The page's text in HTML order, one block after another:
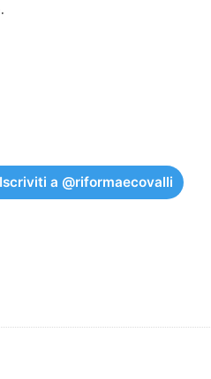
Iscriviti a @riformaecovalli